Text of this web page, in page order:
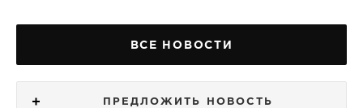
ВСЕ НОВОСТИ
ПРЕДЛОЖИТЬ НОВОСТЬ